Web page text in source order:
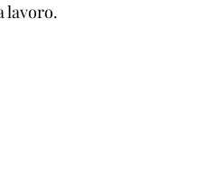
lavoro.